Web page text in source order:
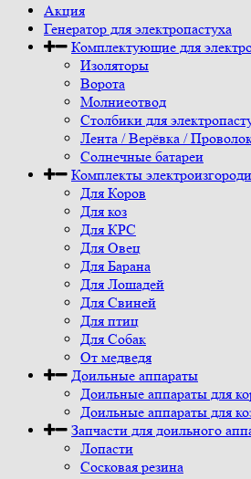
Акция
Генератор для электропастуха
Комплектующие для
Изоляторы
Ворота
Молниеотвод
Столбики для
Лента / Верёвка /
Солнечные батареи
Комплекты электроизгороди
Для Коров
Для коз
Для КРС
Для Овец
Для Барана
Для Лошадей
Для Свиней
Для птиц
Для Собак
От медведя
Доильные аппараты
Доильные аппараты для
Доильные аппараты для
Запчасти для доильного
Лопасти
Сосковая резина